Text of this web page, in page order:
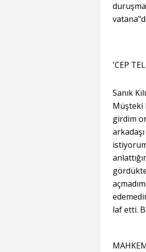
duruşma
'CEP
Sanık
Müşteki
girdim
laf etti.